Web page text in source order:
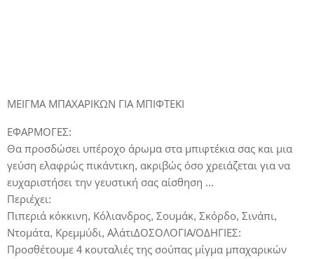
ΜΕΙΓΜΑ ΜΠΑΧΑΡΙΚΩΝ ΓΙΑ ΜΠΙΦΤΕΚΙ
ΕΦΑΡΜΟΓΕΣ:
Θα προσδώσει υπέροχο άρωμα στα μπιφτέκια σας και μια
γεύση ελαφρώς πικάντικη, ακριβώς όσο χρειάζεται για να
ευχαριστήσει την γευστική σας αίσθηση ...
Περιέχει:
Πιπεριά κόκκινη, Κόλιανδρος, Σουμάκ, Σκόρδο, Σινάπι,
Ντομάτα, Κρεμμύδι, ΑλάτιΔΟΣΟΛΟΓΙΑ/ΟΔΗΓΙΕΣ:
Προσθέτουμε 4 κουταλιές της σούπας μίγμα μπαχαρικών